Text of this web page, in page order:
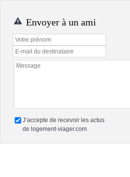
Envoyer à un ami
J’accepte de recevoir les actus
de logement-viager.com